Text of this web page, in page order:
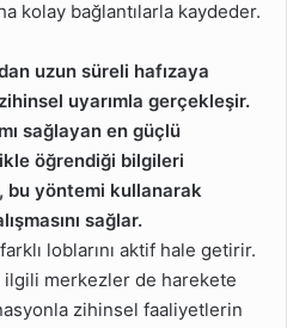
kolay bağlantılarla kaydeder.
uzun süreli hafızaya
uyarımla gerçekleşir.
sağlayan en güçlü
öğrendiği bilgileri
yöntemi kullanarak
sağlar.
loblarını aktif hale getirir.
ilgili merkezler de harekete
zihinsel faaliyetlerin